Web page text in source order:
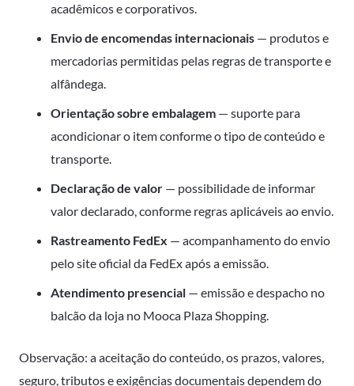
acadêmicos e corporativos.
Envio de encomendas internacionais — produtos e
mercadorias permitidas pelas regras de transporte e
alfândega.
Orientação sobre embalagem — suporte para
acondicionar o item conforme o tipo de conteúdo e
transporte.
Declaração de valor — possibilidade de informar
valor declarado, conforme regras aplicáveis ao envio.
Rastreamento FedEx — acompanhamento do envio
pelo site oficial da FedEx após a emissão.
Atendimento presencial — emissão e despacho no
balcão da loja no Mooca Plaza Shopping.
Observação: a aceitação do conteúdo, os prazos, valores,
seguro, tributos e exigências documentais dependem do